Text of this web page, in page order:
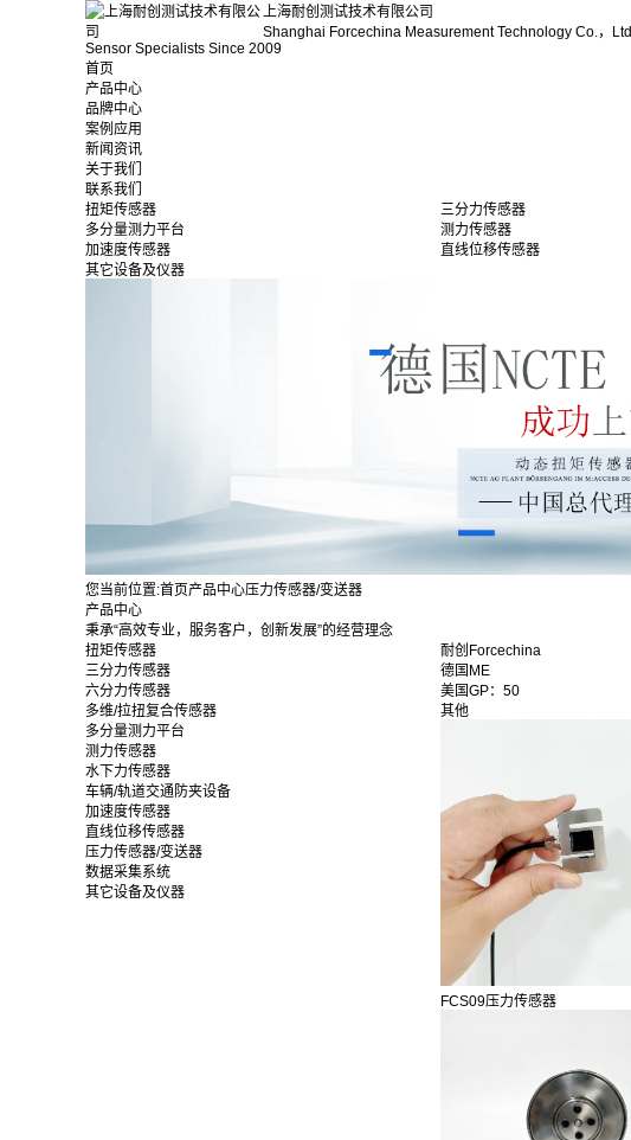
上海耐创测试技术有限公司
Shanghai Forcechina Measurement Technology Co.，Ltd
Sensor Specialists Since 2009
首页
产品中心
品牌中心
案例应用
新闻资讯
关于我们
联系我们
扭矩传感器
三分力传感器
多分量测力平台
测力传感器
加速度传感器
直线位移传感器
其它设备及仪器
您当前位置:首页产品中心压力传感器/变送器
产品中心
秉承“高效专业，服务客户，创新发展”的经营理念
扭矩传感器
三分力传感器
六分力传感器
多维/拉扭复合传感器
多分量测力平台
测力传感器
水下力传感器
车辆/轨道交通防夹设备
加速度传感器
直线位移传感器
压力传感器/变送器
数据采集系统
其它设备及仪器
耐创Forcechina
德国ME
美国GP：50
其他
FCS09压力传感器